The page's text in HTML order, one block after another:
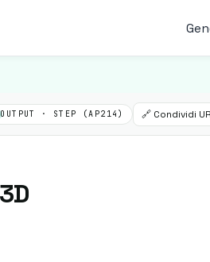
OUTPUT · STEP (AP214) 🔗 Condividi